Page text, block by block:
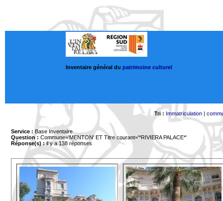
Inventaire général du patrimoine culturel
Tri : Immatriculation|
Service : Base Inventaire
Question : Commune='MENTON' ET Titre courant='*RIVIERA PALACE*'
Réponse(s) :il y a 138 réponses